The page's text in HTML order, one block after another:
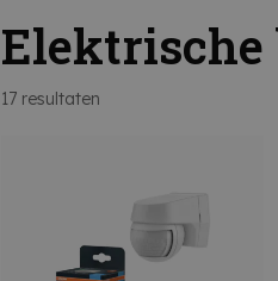
17 resultaten